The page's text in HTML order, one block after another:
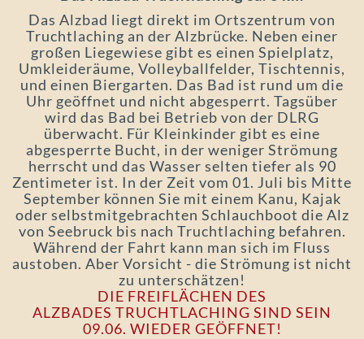
Das Alzbad liegt direkt im Ortszentrum von
Truchtlaching an der Alzbrücke. Neben einer
großen Liegewiese gibt es einen Spielplatz,
Umkleideräume, Volleyballfelder, Tischtennis,
und einen Biergarten. Das Bad ist rund um die
Uhr geöffnet und nicht abgesperrt. Tagsüber
wird das Bad bei Betrieb von der DLRG
überwacht. Für Kleinkinder gibt es eine
abgesperrte Bucht, in der weniger Strömung
herrscht und das Wasser selten tiefer als 90
Zentimeter ist. In der Zeit vom 01. Juli bis Mitte
September können Sie mit einem Kanu, Kajak
oder selbstmitgebrachten Schlauchboot die Alz
von Seebruck bis nach Truchtlaching befahren.
Während der Fahrt kann man sich im Fluss
austoben. Aber Vorsicht - die Strömung ist nicht
zu unterschätzen!
DIE FREIFLÄCHEN DES
ALZBADES TRUCHTLACHING SIND SEIN
09.06. WIEDER GEÖFFNET!